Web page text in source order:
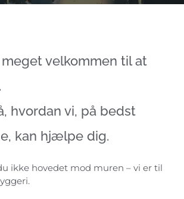
velkommen til at
hvordan vi, på bedst
kan hjælpe dig.
ikke hovedet mod muren – vi er til